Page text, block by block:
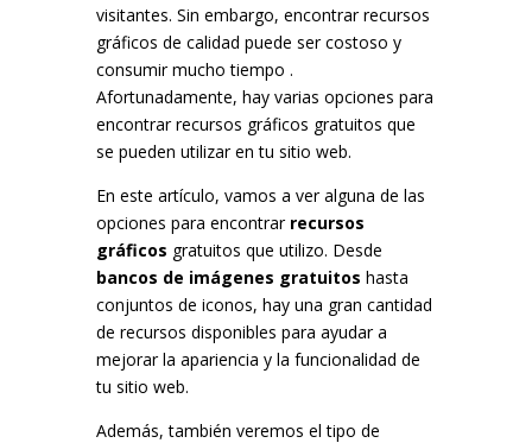
visitantes. Sin embargo, encontrar recursos
gráficos de calidad puede ser costoso y
consumir mucho tiempo .
Afortunadamente, hay varias opciones para
encontrar recursos gráficos gratuitos que
se pueden utilizar en tu sitio web.
En este artículo, vamos a ver alguna de las
opciones para encontrar recursos
gráficos gratuitos que utilizo. Desde
bancos de imágenes gratuitos hasta
conjuntos de iconos, hay una gran cantidad
de recursos disponibles para ayudar a
mejorar la apariencia y la funcionalidad de
tu sitio web.
Además, también veremos el tipo de